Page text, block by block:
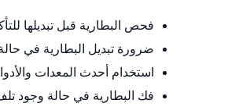
فحص البطارية قبل تبديلها
ضرورة تبديل البطارية في
استخدام أحدث المعدات
فك البطارية في حالة وجود تلف